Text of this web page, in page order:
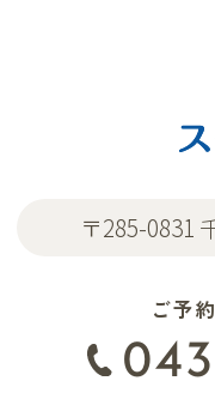
〒285-0831
ご予